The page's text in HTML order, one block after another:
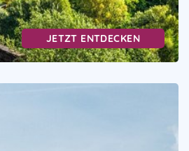
JETZT ENTDECKEN